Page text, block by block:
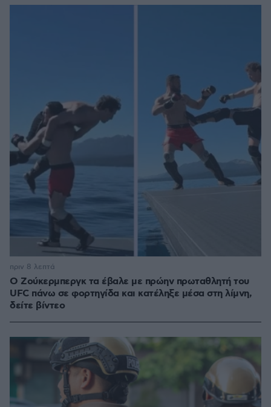
Ο Ζούκερμπεργκ τα έβαλε με πρώην πρωταθλητή του
UFC πάνω σε φορτηγίδα και κατέληξε μέσα στη λίμνη,
δείτε βίντεο
πριν 8 λεπτά